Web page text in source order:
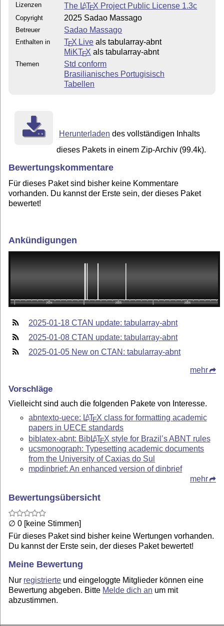
Lizenzen The LATEX Project Public License 1.3c
Copyright 2025 Sadao Massago
Betreuer Sadao Massago
Enthalten in TEX Live als tabularray-abnt
MiKTEX als tabularray-abnt
Themen
Std conform
Brasilianisches Portugisisch
Tabellen
Herunterladen des vollständigen Inhalts
dieses Pakets in einem Zip-Archiv (99.4k).
Bewertungskommentare
Für dieses Paket sind bisher keine Kommentare
vorhanden. Du kannst der Erste sein, der dieses Paket
bewertet!
Ankündigungen
2025-01-18 CTAN update: tabularray-abnt
2025-01-08 CTAN update: tabularray-abnt
2025-01-05 New on CTAN: tabularray-abnt
mehr
Vorschläge
Vielleicht sind auch die folgenden Pakete von Interesse.
abntexto-uece: LATEX class for formatting academic
papers in UECE standards
biblatex-abnt: BibLATEX style for Brazil’s ABNT rules
ucsmonograph: Typesetting academic documents
from the University of Caxias do Sul
mpdinbrief: An enhanced version of dinbrief
mehr
Bewertungsübersicht
∅ 0 [keine Stimmen]
Für dieses Paket sind bisher keine Wertungen vorhanden.
Du kannst der Erste sein, der dieses Paket bewertet!
Meine Bewertung
Nur registrierte und eingeloggte Mitglieder können eine
Bewertung abgeben. Bitte Melde dich an um mit
abzustimmen.